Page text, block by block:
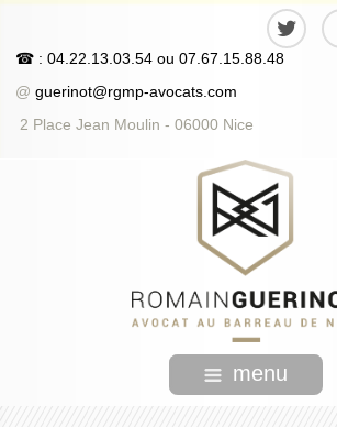
☎ : 04.22.13.03.54 ou 07.67.15.88.48
@ guerinot@rgmp-avocats.com
2 Place Jean Moulin - 06000 Nice
menu